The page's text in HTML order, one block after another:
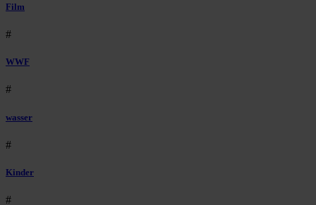
Film
#
WWF
#
wasser
#
Kinder
#